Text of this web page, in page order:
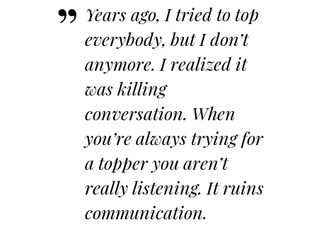
Years ago, I tried to top
everybody, but I don’t
anymore. I realized it
was killing
conversation. When
you’re always trying for
a topper you aren’t
really listening. It ruins
communication.